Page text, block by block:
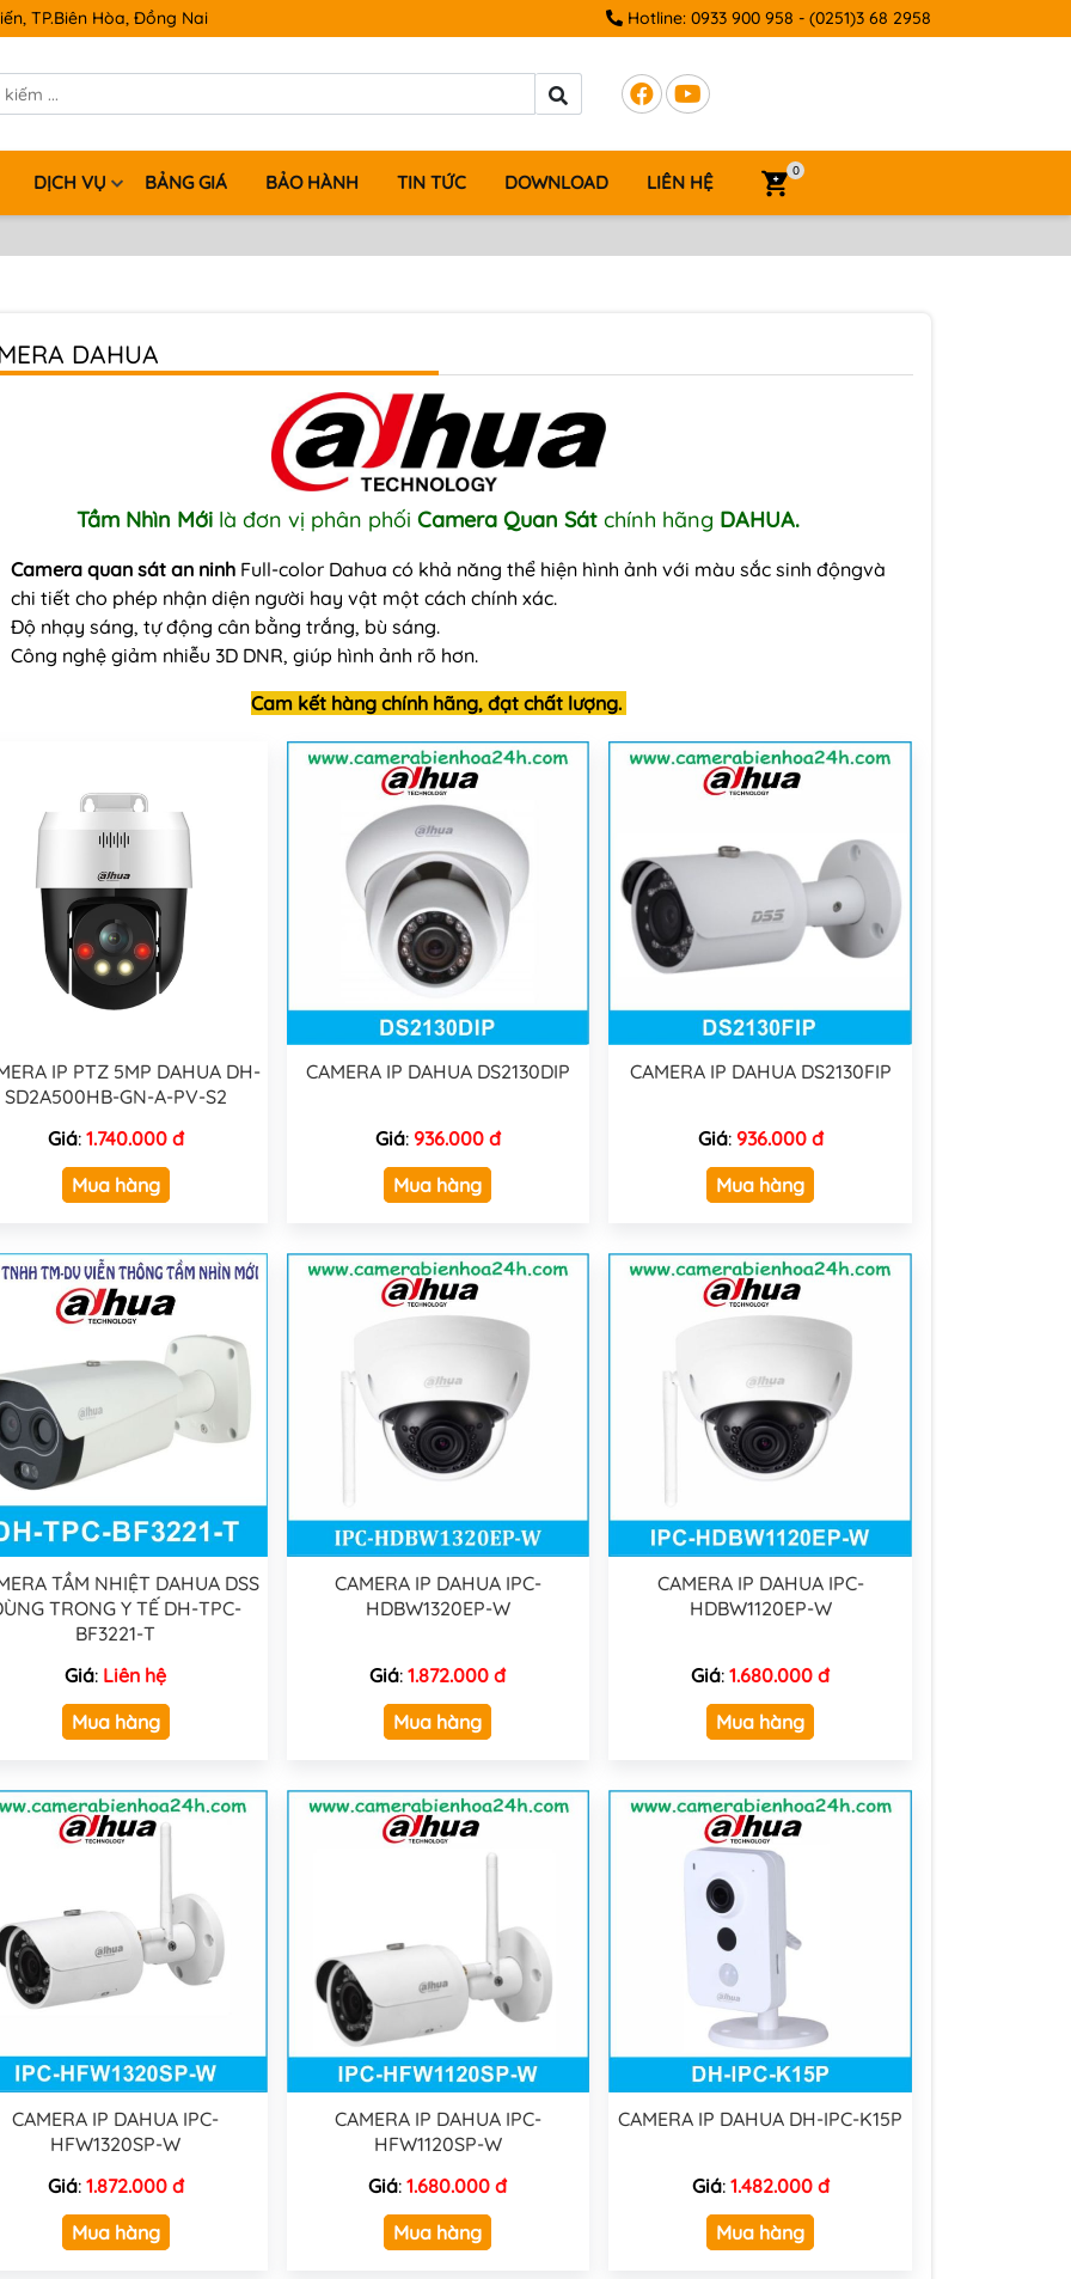
TP.Biên Hòa, Đồng Nai Hotline: 0933 900 958 - (0251)3 68 2958
0
DỊCH VỤ BẢNG GIÁ BẢO HÀNH TIN TỨC DOWNLOAD LIÊN HỆ
DAHUA
Tầm Nhìn Mới là đơn vị phân phối Camera Quan Sát chính hãng DAHUA.
Camera quan sát an ninh Full-color Dahua có khả năng thể hiện hình ảnh với màu sắc sinh độngvà
chi tiết cho phép nhận diện người hay vật một cách chính xác.
Độ nhạy sáng, tự động cân bằng trắng, bù sáng.
Công nghệ giảm nhiễu 3D DNR, giúp hình ảnh rõ hơn.
Cam kết hàng chính hãng, đạt chất lượng.
IP PTZ 5MP DAHUA DH-
SD2A500HB-GN-A-PV-S2
Giá: 1.740.000 đ
Mua hàng
CAMERA IP DAHUA DS2130DIP
Giá: 936.000 đ
Mua hàng
CAMERA IP DAHUA DS2130FIP
Giá: 936.000 đ
Mua hàng
TẦM NHIỆT DAHUA DSS
TRONG Y TẾ DH-TPC-
BF3221-T
Giá: Liên hệ
Mua hàng
CAMERA IP DAHUA IPC-
HDBW1320EP-W
Giá:1.872.000 đ
Mua hàng
CAMERA IP DAHUA IPC-
HDBW1120EP-W
Giá:1.680.000 đ
Mua hàng
CAMERA IP DAHUA IPC-
HFW1320SP-W
Giá: 1.872.000 đ
Mua hàng
CAMERA IP DAHUA IPC-
HFW1120SP-W
Giá:1.680.000 đ
Mua hàng
CAMERA IP DAHUA DH-IPC-K15P
Giá: 1.482.000 đ
Mua hàng